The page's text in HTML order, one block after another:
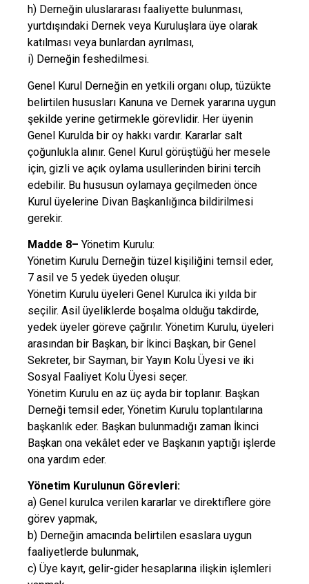
h) Derneğin uluslararası faaliyette bulunması,
yurtdışındaki Dernek veya Kuruluşlara üye olarak
katılması veya bunlardan ayrılması,
i) Derneğin feshedilmesi.
Genel Kurul Derneğin en yetkili organı olup, tüzükte
belirtilen hususları Kanuna ve Dernek yararına uygun
şekilde yerine getirmekle görevlidir. Her üyenin
Genel Kurulda bir oy hakkı vardır. Kararlar salt
çoğunlukla alınır. Genel Kurul görüştüğü her mesele
için, gizli ve açık oylama usullerinden birini tercih
edebilir. Bu hususun oylamaya geçilmeden önce
Kurul üyelerine Divan Başkanlığınca bildirilmesi
gerekir.
Madde 8– Yönetim Kurulu:
Yönetim Kurulu Derneğin tüzel kişiliğini temsil eder,
7 asil ve 5 yedek üyeden oluşur.
Yönetim Kurulu üyeleri Genel Kurulca iki yılda bir
seçilir. Asil üyeliklerde boşalma olduğu takdirde,
yedek üyeler göreve çağrılır. Yönetim Kurulu, üyeleri
arasından bir Başkan, bir İkinci Başkan, bir Genel
Sekreter, bir Sayman, bir Yayın Kolu Üyesi ve iki
Sosyal Faaliyet Kolu Üyesi seçer.
Yönetim Kurulu en az üç ayda bir toplanır. Başkan
Derneği temsil eder, Yönetim Kurulu toplantılarına
başkanlık eder. Başkan bulunmadığı zaman İkinci
Başkan ona vekâlet eder ve Başkanın yaptığı işlerde
ona yardım eder.
Yönetim Kurulunun Görevleri:
a) Genel kurulca verilen kararlar ve direktiflere göre
görev yapmak,
b) Derneğin amacında belirtilen esaslara uygun
faaliyetlerde bulunmak,
c) Üye kayıt, gelir-gider hesaplarına ilişkin işlemleri